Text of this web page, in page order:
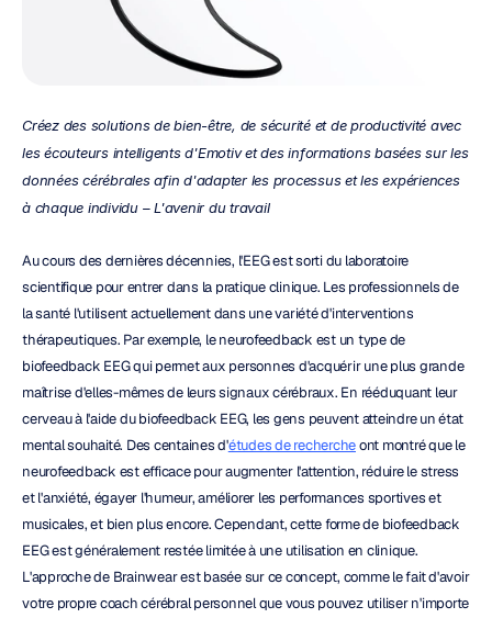
Créez des solutions de bien-être, de sécurité et de productivité avec
les écouteurs intelligents d'Emotiv et des informations basées sur les
données cérébrales afin d'adapter les processus et les expériences
à chaque individu – L'avenir du travail
Au cours des dernières décennies, l'EEG est sorti du laboratoire
scientifique pour entrer dans la pratique clinique. Les professionnels de
la santé l'utilisent actuellement dans une variété d'interventions
thérapeutiques. Par exemple, le neurofeedback est un type de
biofeedback EEG qui permet aux personnes d'acquérir une plus grande
maîtrise d'elles-mêmes de leurs signaux cérébraux. En rééduquant leur
cerveau à l'aide du biofeedback EEG, les gens peuvent atteindre un état
mental souhaité. Des centaines d'études de recherche ont montré que le
neurofeedback est efficace pour augmenter l'attention, réduire le stress
et l'anxiété, égayer l'humeur, améliorer les performances sportives et
musicales, et bien plus encore. Cependant, cette forme de biofeedback
EEG est généralement restée limitée à une utilisation en clinique.
L'approche de Brainwear est basée sur ce concept, comme le fait d'avoir
votre propre coach cérébral personnel que vous pouvez utiliser n'importe